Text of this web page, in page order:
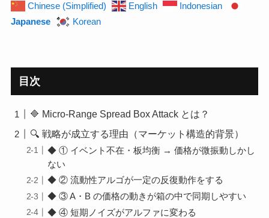
Chinese (Simplified) English
Indonesian
Japanese
Korean
目次
🔷 Micro-Range Spread Box Attack とは？
🔍 戦略が成立する理由（マーケット構造的背景）
◆ ① イベント不在・板均衡 → 価格が微振動しかし
ない
◆ ② 流動性アルゴが一定の反復動作をする
◆ ③ A・B の価格の動きが箱の中で同期しやすい
◆ ④ 短期ノイズがアルファに変わる